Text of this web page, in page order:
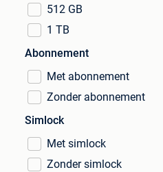
512 GB
1 TB
Abonnement
Met abonnement
Zonder abonnement
Simlock
Met simlock
Zonder simlock